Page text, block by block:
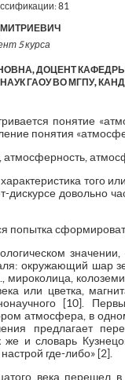
81
5 курса
ДОЦЕНТ
ГАОУ ВО МГПУ,
понятие
понятия
того
дискурсе довольно
попытка
окружающий шар
или цветка,
[10].
атмосфера, в
предлагает
и словарь
где-либо» [2].
века перешел в